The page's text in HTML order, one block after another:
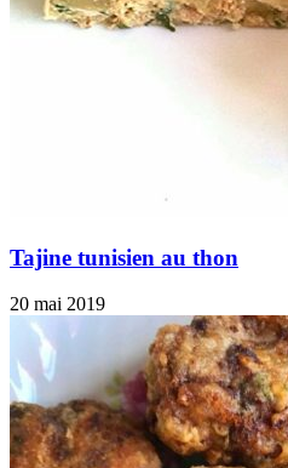
Tajine tunisien au thon
20 mai 2019